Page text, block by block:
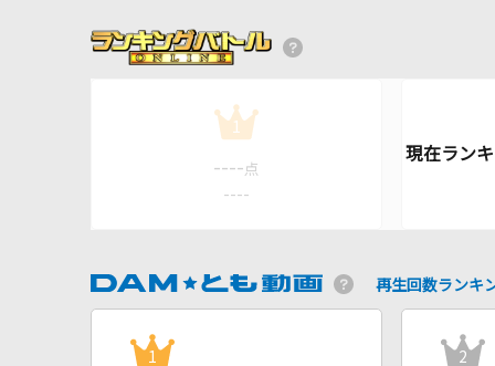
1
---- 点
----
再生回数ランキ
1 2